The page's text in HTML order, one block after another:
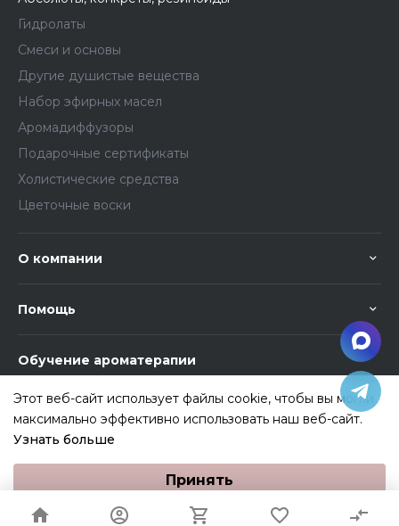
Гидролаты
Смеси и основы
Другие душистые вещества
Набор эфирных масел
Аромадиффузоры
Подарочные сертификаты
Холистические средства
Цветочные воски
О компании
Помощь
Обучение ароматерапии
© 2009 - 2026 "Астарта", Все права защищены.
Разработка и продвижение сайта
Этот веб-сайт использует файлы cookie, чтобы вы могли
максимально эффективно использовать наш веб-сайт.
Узнать больше
Аналитические/Функциональные
Принять